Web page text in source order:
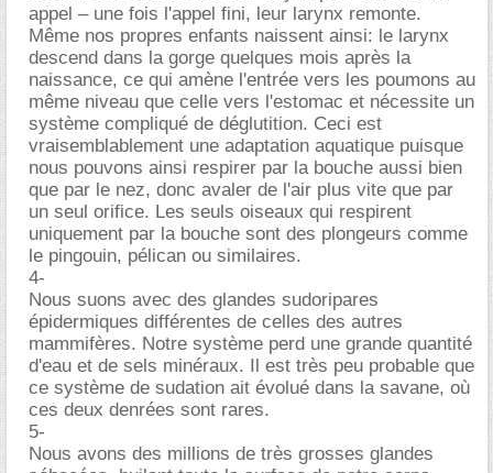
appel – une fois l'appel fini, leur larynx remonte.
Même nos propres enfants naissent ainsi: le larynx
descend dans la gorge quelques mois après la
naissance, ce qui amène l'entrée vers les poumons au
même niveau que celle vers l'estomac et nécessite un
système compliqué de déglutition. Ceci est
vraisemblablement une adaptation aquatique puisque
nous pouvons ainsi respirer par la bouche aussi bien
que par le nez, donc avaler de l'air plus vite que par
un seul orifice. Les seuls oiseaux qui respirent
uniquement par la bouche sont des plongeurs comme
le pingouin, pélican ou similaires.
4-
Nous suons avec des glandes sudoripares
épidermiques différentes de celles des autres
mammifères. Notre système perd une grande quantité
d'eau et de sels minéraux. Il est très peu probable que
ce système de sudation ait évolué dans la savane, où
ces deux denrées sont rares.
5-
Nous avons des millions de très grosses glandes